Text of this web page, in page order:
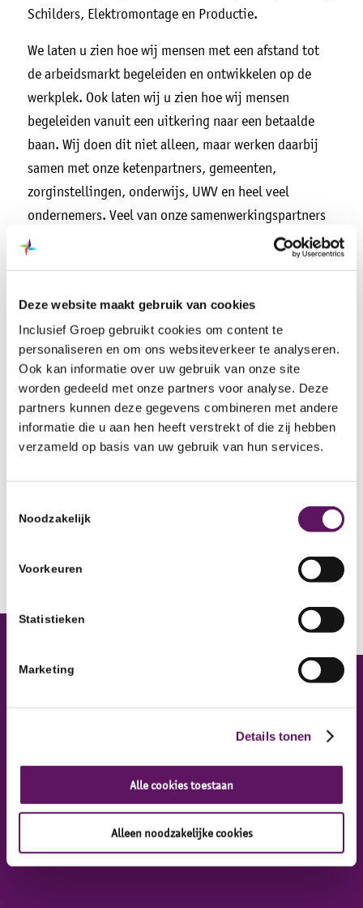
Deze website maakt gebruik van cookies
Inclusief Groep gebruikt cookies om content te
personaliseren en om ons websiteverkeer te analyseren.
Ook kan informatie over uw gebruik van onze site
worden gedeeld met onze partners voor analyse. Deze
partners kunnen deze gegevens combineren met andere
informatie die u aan hen heeft verstrekt of die zij hebben
verzameld op basis van uw gebruik van hun services.
Noodzakelijk
Voorkeuren
Statistieken
Marketing
Details tonen
Alle cookies toestaan
Alleen noodzakelijke cookies
Schilders, Elektromontage en Productie.
We laten u zien hoe wij mensen met een afstand tot
de arbeidsmarkt begeleiden en ontwikkelen op de
werkplek. Ook laten wij u zien hoe wij mensen
begeleiden vanuit een uitkering naar een betaalde
baan. Wij doen dit niet alleen, maar werken daarbij
samen met onze ketenpartners, gemeenten,
zorginstellingen, onderwijs, UWV en heel veel
ondernemers. Veel van onze samenwerkingspartners
zullen ook aanwezig zijn tijdens dit Open Huis.
En natuurlijk is er gelegenheid om elkaar te
ontmoeten en gezellig een hapje en drankje te
nuttigen. Ook voor kinderen zijn er verschillende
activiteiten.
Wanneer?
woensdag 22 juni in Ermelo, Paul Krugerweg 43B
vrijdag 24 juni in Nunspeet, Industrieweg 47
Aanmelden is niet nodig
Inclusief Groep
Inclusief Groep, Werkontwikkelbedrijf